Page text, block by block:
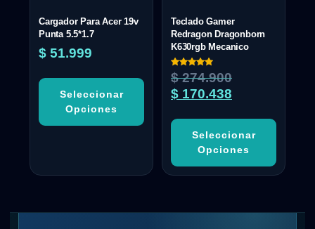
Cargador Para Acer 19v
Punta 5.5*1.7
$ 51.999
Seleccionar
Opciones
Teclado Gamer
Redragon Dragonborn
K630rgb Mecanico
Valorado
con
5.00
de 5
$274.900
$ 170.438
Seleccionar
Opciones